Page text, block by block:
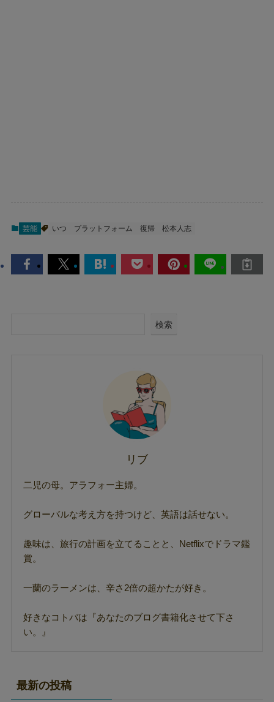
芸能 いつ プラットフォーム 復帰 松本人志
検索
リブ
二児の母。アラフォー主婦。
グローバルな考え方を持つけど、英語は話せない。
趣味は、旅行の計画を立てることと、Netflixでドラマ鑑
賞。
一蘭のラーメンは、辛さ2倍の超かたが好き。
好きなコトバは『あなたのブログ書籍化させて下さ
い。』
最新の投稿